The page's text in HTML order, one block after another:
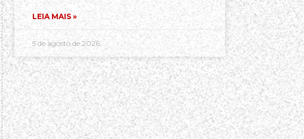
LEIA MAIS »
5 de agosto de 2026